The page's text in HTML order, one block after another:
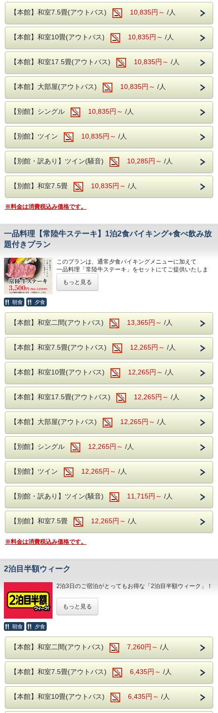
ラーなどとのかけ合わせがほとんどです。
飼育期間もほとんどが80日以内で、100日を超えるものは奥
久慈しゃもや比内地鶏など、数えるほどしかいません。しゃ
もは気性が荒く、群れで飼うことが難しい種ですが、肉・卵
共に味が優れていることから、県養鶏試験場が改良し、奥久
慈しゃもが誕生しました。
肉質は低脂肪で歯ごたえ抜群、肉からの強いだしが出て、深
い味わいが特徴の地鶏です。
※このプランでお子様もご一緒にお申込みの際、
「しゃも鍋」は大人の方のみ提供となり、小人・幼児のお子
様には付きませんのでご了承ください。
お子様に付ける場合、別途、お電話にてお申し込みくださ
奥久慈館は
袋田の滝をはじめ、久慈川沿いの風光明媚な環境です。
4月中旬には桜、下旬から5月中旬に掛けては新緑が望めま
近隣には日本三名瀑の【袋田の滝】や滝の裏側がのぞける
【月待の滝】、
ノスタルジックな佇まいから、数々のドラマや映画のロケ地
になっている
【旧上岡小学校】など名所も数多くございます。
大浴場は【大子温泉】となり、
ヌメヌメ感を体験してください。
和洋中の厳選した様々な料理を
お好きなものをお好きなだけ、お召し上がりがりいただける
ビュッフェスタイルとなります。
さらに夕食時はソフトドリンクだけでなく、
サワー、ハイボールなどの定番のアルコール類
館内には、コインランドリーやカップ麺の自動販売機がご
ざいます。
【本館】和室7.5畳(アウトバス) 10,835円～ /人
【本館】和室10畳(アウトバス) 10,835円～ /人
【本館】和室17.5畳(アウトバス) 10,835円～ /人
【本館】大部屋(アウトバス) 10,835円～ /人
【別館】シングル 10,835円～ /人
【別館】ツイン 10,835円～ /人
【別館・訳あり】ツイン(騒音) 10,285円～ /人
【別館】和室7.5畳 10,835円～ /人
※料金は消費税込み価格です。
一品料理【常陸牛ステーキ】1泊2食バイキング+食べ飲み放
題付きプラン
このプランは、通常夕食バイキングメニューに加えて
一品料理「常陸牛ステーキ」をセットにてご提供いたしま
豪華なバイキングメニューに一品加えて、茨城ブランド牛の
常陸牛ステーキを提供いたします。
指定生産者が茨城県内で長期間飼育した黒毛和種のうち、歩
留等級AもしくはB、
認定したものを指します。
農業が盛んで年間を通じて温暖な気候の茨城県。肥沃な土地
と生産者の情熱と確かな技術が生んだ「常陸牛」、きめ細や
かな肉に美しい霜降りが入った、牛肉独特の旨味と風味が特
徴の茨城県を代表するブランド牛です。
是非、この機会にご賞味くださいませ。
■申込上の注意■
※このプランでお子様もご一緒にお申込みの際、
「常陸牛ステーキ」は大人の方のみ提供となり、小人・幼児
のお子様には付きませんのでご了承ください。
お子様に付ける場合、別途、お電話にてお申し込みください
奥久慈館は
袋田の滝をはじめ、久慈川沿いの風光明媚な環境です。
4月中旬には桜、下旬から5月中旬に掛けては新緑が望めま
近隣には日本三名瀑の【袋田の滝】や滝の裏側がのぞける
【月待の滝】、
ノスタルジックな佇まいから、数々のドラマや映画のロケ地
になっている
【旧上岡小学校】など名所も数多くございます。
大浴場は【大子温泉】となり、
ヌメヌメ感を体験してください。
夕食・朝食共に
お好きなものをお好きなだけ、お召し上がりがりいただける
ビュッフェスタイルとなります。
生ビールや日本酒の地酒までが飲み放題となりセットでお楽
しみいただけます！
館内には、コインランドリーやカップ麺の自動販売機がご
もっと見る
朝食 夕食
【本館】和室二間(アウトバス) 13,365円～ /人
【本館】和室7.5畳(アウトバス) 12,265円～ /人
【本館】和室10畳(アウトバス) 12,265円～ /人
【本館】和室17.5畳(アウトバス) 12,265円～ /人
【本館】大部屋(アウトバス) 12,265円～ /人
【別館】シングル 12,265円～ /人
【別館】ツイン 12,265円～ /人
【別館・訳あり】ツイン(騒音) 11,715円～ /人
【別館】和室7.5畳 12,265円～ /人
※料金は消費税込み価格です。
2泊目半額ウィーク
2泊3日のご宿泊がとってもお得な「2泊目半額ウィーク」！
※システムの仕様上、割引後の金額を2日間に分けて表示し
ております。
1泊目7,800円(消費税込8,580円)、2泊目3,900円(消費税込
2泊合計11,700円(消費税込12,870円)を2日間に分けて
表示金額は「1泊あたり5,850円(消費税込6,435円)」となり
対象期間内の2泊3日のご利用で、2泊目が半額となります。
※上記金額は日程によって異なる場合がございます
対象期間
もっと見る
朝食 夕食
【本館】和室二間(アウトバス) 7,260円～ /人
【本館】和室7.5畳(アウトバス) 6,435円～ /人
【本館】和室10畳(アウトバス) 6,435円～ /人